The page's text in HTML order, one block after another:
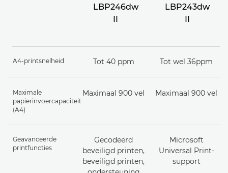
LBP246dw
II
LBP243dw
II
A4-printsnelheid Tot 40 ppm Tot wel 36ppm
Maximale
papierinvoercapaciteit
(A4)
Maximaal 900 vel Maximaal 900 vel
Geavanceerde
printfuncties
Gecodeerd
beveiligd printen,
beveiligd printen,
Microsoft
Universal Print-
support